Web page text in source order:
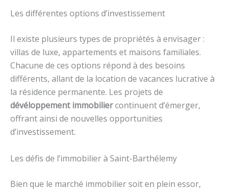
Les différentes options d’investissement
Il existe plusieurs types de propriétés à envisager :
villas de luxe, appartements et maisons familiales.
Chacune de ces options répond à des besoins
différents, allant de la location de vacances lucrative à
la résidence permanente. Les projets de
dévéloppement immobiliercontinuent d’émerger,
offrant ainsi de nouvelles opportunities
d’investissement.
Les défis de l’immobilier à Saint-Barthélemy
Bien que le marché immobilier soit en plein essor,